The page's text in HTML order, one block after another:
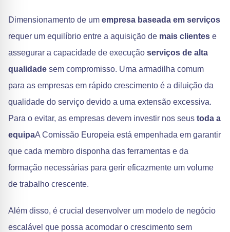
Dimensionamento de um empresa baseada em serviços
requer um equilíbrio entre a aquisição de mais clientes e
assegurar a capacidade de execução serviços de alta
qualidade sem compromisso. Uma armadilha comum
para as empresas em rápido crescimento é a diluição da
qualidade do serviço devido a uma extensão excessiva.
Para o evitar, as empresas devem investir nos seus toda a
equipaA Comissão Europeia está empenhada em garantir
que cada membro disponha das ferramentas e da
formação necessárias para gerir eficazmente um volume
de trabalho crescente.
Além disso, é crucial desenvolver um modelo de negócio
escalável que possa acomodar o crescimento sem